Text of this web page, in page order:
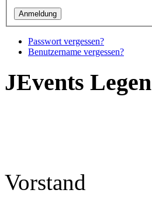
Passwort vergessen?
Benutzername vergessen?
JEvents
Vorstand